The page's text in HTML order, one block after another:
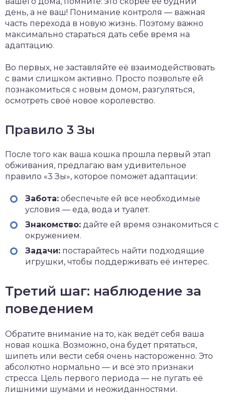
день, а не ваш! Понимание контроля — важная
часть перехода в новую жизнь. Поэтому важно
максимально стараться дать себе время на
адаптацию.
Во первых, не заставляйте её взаимодействовать
с вами слишком активно. Просто позвольте ей
познакомиться с новым домом, разгуляться,
осмотреть своё новое королевство.
Правило 3 Зы
После того как ваша кошка прошла первый этап
обживания, предлагаю вам удивительное
правило «3 Зы», которое поможет адаптации:
Забота: обеспечьте ей все необходимые
условия — еда, вода и туалет.
Знакомство: дайте ей время ознакомиться с
окружением.
Задачи: постарайтесь найти подходящие
игрушки, чтобы поддерживать её интерес.
Третий шаг: наблюдение за
поведением
Обратите внимание на то, как ведёт себя ваша
новая кошка. Возможно, она будет прятаться,
шипеть или вести себя очень настороженно. Это
абсолютно нормально — и всё это признаки
стресса. Цель первого периода — не пугать её
лишними шумами и неожиданностями.